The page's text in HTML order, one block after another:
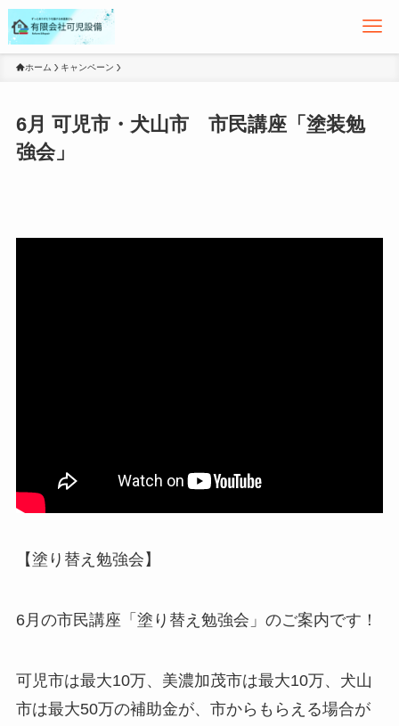
ホーム キャンペーン
6月 可児市・犬山市 市民講座「塗装勉
強会」
【塗り替え勉強会】
6月の市民講座「塗り替え勉強会」のご案内です！
可児市は最大10万、美濃加茂市は最大10万、犬山
市は最大50万の補助金が、市からもらえる場合が